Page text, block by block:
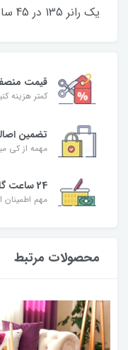
یک رانر 135 در 45 سانت میباشد .
قیمت
کمتر هزینه
تضمین
مهمه از کی
24 ساعت گارانتی تعویض
مهم
محصولات مرتبط